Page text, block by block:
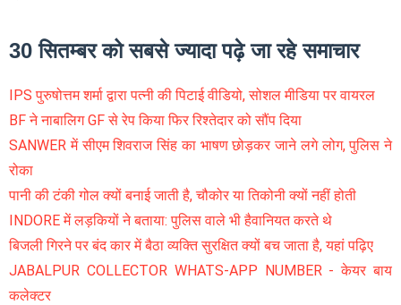
30 सितम्बर को सबसे ज्यादा पढ़े जा रहे समाचार
IPS पुरुषोत्तम शर्मा द्वारा पत्नी की पिटाई वीडियो, सोशल मीडिया पर वायरल
BF ने नाबालिग GF से रेप किया फिर रिश्तेदार को सौंप दिया
SANWER में सीएम शिवराज सिंह का भाषण छोड़कर जाने लगे लोग, पुलिस ने
रोका
पानी की टंकी गोल क्यों बनाई जाती है, चौकोर या तिकोनी क्यों नहीं होती
INDORE में लड़कियों ने बताया: पुलिस वाले भी हैवानियत करते थे
बिजली गिरने पर बंद कार में बैठा व्यक्ति सुरक्षित क्यों बच जाता है, यहां पढ़िए
JABALPUR COLLECTOR WHATS-APP NUMBER - केयर बाय
कलेक्टर